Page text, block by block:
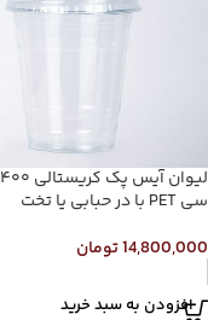
سی PET با در حبابی یا تخت
14,800,000تومان
افزودن به سبد خرید